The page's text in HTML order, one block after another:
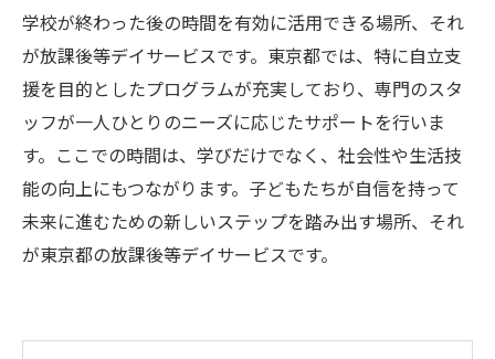
学校が終わった後の時間を有効に活用できる場所、それ
が放課後等デイサービスです。東京都では、特に自立支
援を目的としたプログラムが充実しており、専門のスタ
ッフが一人ひとりのニーズに応じたサポートを行いま
す。ここでの時間は、学びだけでなく、社会性や生活技
能の向上にもつながります。子どもたちが自信を持って
未来に進むための新しいステップを踏み出す場所、それ
が東京都の放課後等デイサービスです。